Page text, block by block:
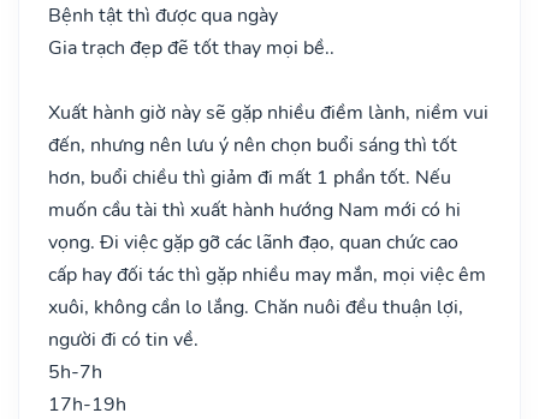
Bệnh tật thì được qua ngày
Gia trạch đẹp đẽ tốt thay mọi bề..
Xuất hành giờ này sẽ gặp nhiều điềm lành, niềm vui
đến, nhưng nên lưu ý nên chọn buổi sáng thì tốt
hơn, buổi chiều thì giảm đi mất 1 phần tốt. Nếu
muốn cầu tài thì xuất hành hướng Nam mới có hi
vọng. Đi việc gặp gỡ các lãnh đạo, quan chức cao
cấp hay đối tác thì gặp nhiều may mắn, mọi việc êm
xuôi, không cần lo lắng. Chăn nuôi đều thuận lợi,
người đi có tin về.
5h-7h
17h-19h